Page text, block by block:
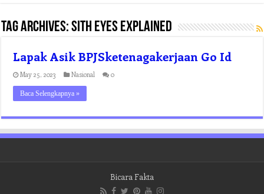
Tag Archives:sith eyes explained
Lapak Asik BPJSketenagakerjaan Go Id
May 25, 2023 Nasional 0
Baca Selengkapnya »
Bicara Fakta